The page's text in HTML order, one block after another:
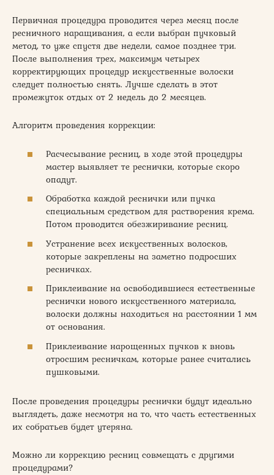
Первичная процедура проводится через месяц после
ресничного наращивания, а если выбран пучковый
метод, то уже спустя две недели, самое позднее три.
После выполнения трех, максимум четырех
корректирующих процедур искусственные волоски
следует полностью снять. Лучше сделать в этот
промежуток отдых от 2 недель до 2 месяцев.
Алгоритм проведения коррекции:
Расчесывание ресниц, в ходе этой процедуры
мастер выявляет те реснички, которые скоро
опадут.
Обработка каждой реснички или пучка
специальным средством для растворения крема.
Потом проводится обезжиривание ресниц.
Устранение всех искусственных волосков,
которые закреплены на заметно подросших
ресничках.
Приклеивание на освободившиеся естественные
реснички нового искусственного материала,
волоски должны находиться на расстоянии 1 мм
от основания.
Приклеивание нарощенных пучков к вновь
отросшим ресничкам, которые ранее считались
пушковыми.
После проведения процедуры реснички будут идеально
выглядеть, даже несмотря на то, что часть естественных
их собратьев будет утеряна.
Можно ли коррекцию ресниц совмещать с другими
процедурами?